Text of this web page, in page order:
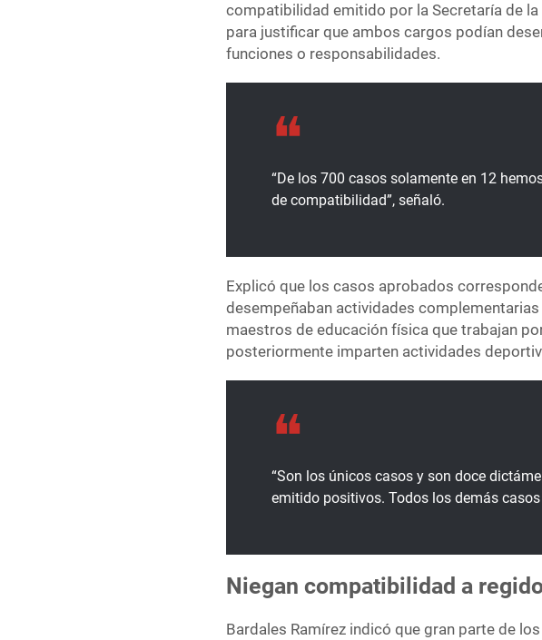
compatibilidad emitido por la Secretaría de
para justificar que ambos cargos podían
funciones o responsabilidades.
“De los 700 casos solamente en 12
de compatibilidad”, señaló.
Explicó que los casos aprobados
desempeñaban actividades
maestros de educación física que trabajan
posteriormente imparten actividades
“Son los únicos casos y son doce
emitido positivos. Todos los demás
Niegan compatibilidad a
Bardales Ramírez indicó que gran parte de